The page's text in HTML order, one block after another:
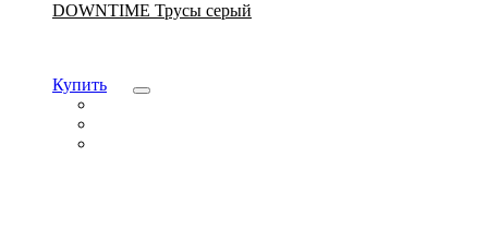
DOWNTIME Трусы серый
Купить